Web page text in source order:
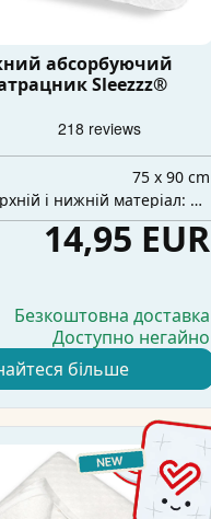
абсорбуючий
Sleezzz®
75 x 90 cm
Верхній і нижній матеріал: 100% поліестер, середній шар: 100% поліуретан, абсорбуючий шар: 100% поліестер
14,95 EUR
Безкоштовна доставка
Доступно негайно
більше